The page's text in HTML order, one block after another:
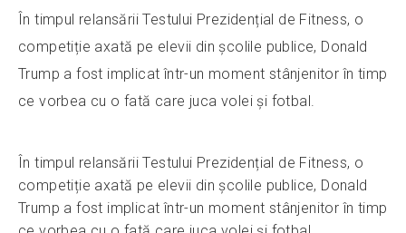
În timpul relansării Testului Prezidențial de Fitness, o
competiție axată pe elevii din școlile publice, Donald
Trump a fost implicat într-un moment stânjenitor în timp
ce vorbea cu o fată care juca volei și fotbal.
În timpul relansării Testului Prezidențial de Fitness, o
competiție axată pe elevii din școlile publice, Donald
Trump a fost implicat într-un moment stânjenitor în timp